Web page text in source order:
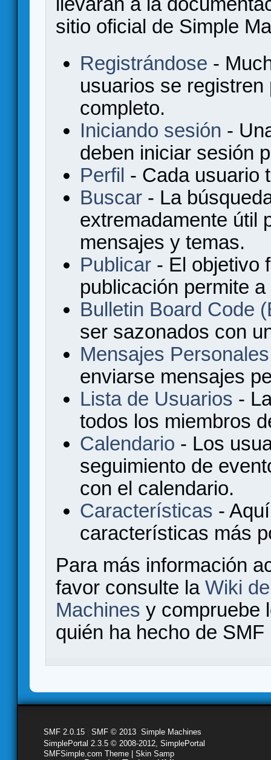
sitio oficial de Simple
Registrándose -
usuarios se
completo.
Iniciando sesión -
deben iniciar sesión
Perfil - Cada usuario
Buscar - La
extremadamente útil
mensajes y temas.
Publicar - El objetivo
publicación permite
Bulletin Board Code
ser sazonados con
Mensajes Personales
enviarse mensajes
Lista de Usuarios -
todos los miembros
Calendario - Los
seguimiento de
con el calendario.
Características -
características más
Para más información
favor consulte la Wiki
Machines y compruebe
quién ha hecho de
SMF 2.0.15 SMF © 2013 Simple Machines
SimplePortal 2.3.5 © 2008-2012, SimplePortal
SMFSimple.com Theme | Skin Samp